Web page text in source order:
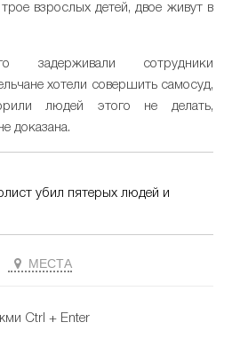
взрослых детей, двое живут в
задерживали сотрудники
хотели совершить самосуд,
людей этого не делать,
доказана.
убил пятерых людей и
МЕСТА
Ctrl + Enter